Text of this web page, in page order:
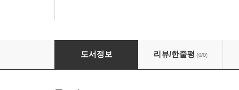
이명혁명
도서정보 리뷰/한줄평 (0/0)